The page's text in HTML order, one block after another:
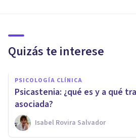
Quizás te interese
PSICOLOGÍA CLÍNICA
Psicastenia: ¿qué es y a qué
asociada?
Isabel Rovira Salvador